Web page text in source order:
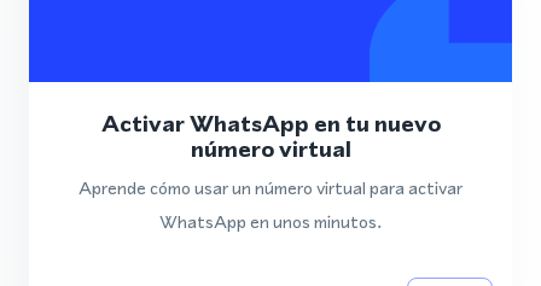
Activar WhatsApp en tu nuevo
número virtual
Aprende cómo usar un número virtual para activar
WhatsApp en unos minutos.